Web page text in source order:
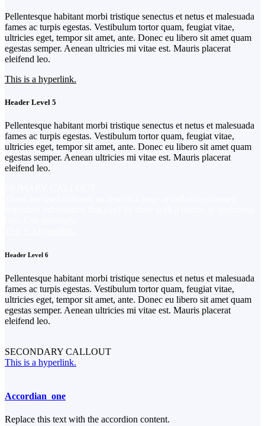
Pellentesque habitant morbi tristique senectus et netus et malesuada
fames ac turpis egestas. Vestibulum tortor quam, feugiat vitae,
ultricies eget, tempor sit amet, ante. Donec eu libero sit amet quam
egestas semper. Aenean ultricies mi vitae est. Mauris placerat
eleifend leo.
This is a hyperlink.
Header Level 5
Pellentesque habitant morbi tristique senectus et netus et malesuada
fames ac turpis egestas. Vestibulum tortor quam, feugiat vitae,
ultricies eget, tempor sit amet, ante. Donec eu libero sit amet quam
egestas semper. Aenean ultricies mi vitae est. Mauris placerat
eleifend leo.
Header Level 6
Pellentesque habitant morbi tristique senectus et netus et malesuada
fames ac turpis egestas. Vestibulum tortor quam, feugiat vitae,
ultricies eget, tempor sit amet, ante. Donec eu libero sit amet quam
egestas semper. Aenean ultricies mi vitae est. Mauris placerat
eleifend leo.
SECONDARY CALLOUT
This is a hyperlink.
Accordian one
Replace this text with the accordion content.